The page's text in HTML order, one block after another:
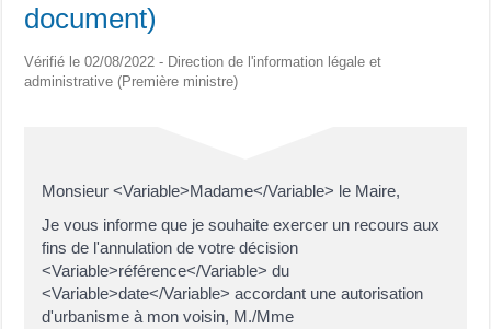
document)
Vérifié le 02/08/2022 - Direction de l'information légale et
administrative (Première ministre)
Monsieur <Variable>Madame</Variable> le Maire,
Je vous informe que je souhaite exercer un recours aux
fins de l'annulation de votre décision
<Variable>référence</Variable> du
<Variable>date</Variable> accordant une autorisation
d'urbanisme à mon voisin, M./Mme